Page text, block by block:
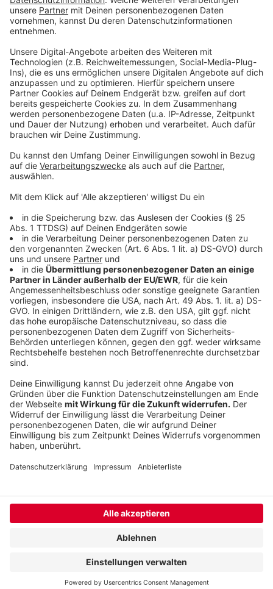
sammeln. Bitte lesen Sie die
Details durch und stimmen Sie der
Nutzung des Service zu, um dieses
Video anzusehen.
Mehr Informationen
Akzeptieren
powered byUsercentrics Consent
Management Platform
Wird Mateos neues Glück mit seiner schwangeren Frau
zerstört? Und sollte er wirklich nochmals zum Mörder
geworden sein?
Anzeige
Mann im Gefängnis. Danach soll alles besser werden.
Doch schon kurz nach seiner Entlassung ist seine
Zukunft erneut gefährdet.
Anzeige
©Copyright: Netflix
Mateos Frau Olivia ist schwanger. Und scheinbar in
großer Gefahr.
Anzeige
Anzeige